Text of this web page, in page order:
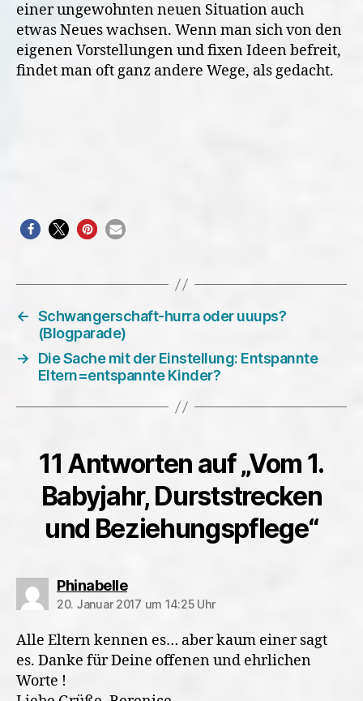
einer ungewohnten neuen Situation auch
etwas Neues wachsen. Wenn man sich von den
eigenen Vorstellungen und fixen Ideen befreit,
findet man oft ganz andere Wege, als gedacht.
← Schwangerschaft-hurra oder uuups?
(Blogparade)
→
Die Sache mit der Einstellung: Entspannte
Eltern=entspannte Kinder?
11 Antworten auf „Vom 1.
Babyjahr, Durststrecken
und Beziehungspflege“
Phinabellesagt:
20. Januar 2017 um 14:25 Uhr
Alle Eltern kennen es… aber kaum einer sagt
es. Danke für Deine offenen und ehrlichen
Worte !